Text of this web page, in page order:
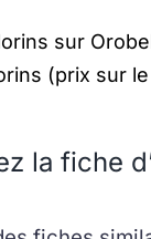
sur
(prix sur
la fiche